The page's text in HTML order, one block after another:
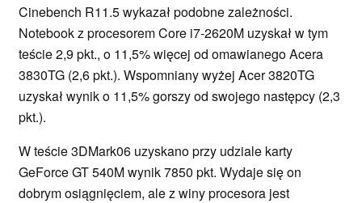
Cinebench R11.5 wykazał podobne zależności.
Notebook z procesorem Core i7-2620M uzyskał w tym
teście 2,9 pkt., o 11,5% więcej od omawianego Acera
3830TG (2,6 pkt.). Wspomniany wyżej Acer 3820TG
uzyskał wynik o 11,5% gorszy od swojego następcy (2,3
pkt.).
W teście 3DMark06 uzyskano przy udziale karty
GeForce GT 540M wynik 7850 pkt. Wydaje się on
dobrym osiągnięciem, ale z winy procesora jest